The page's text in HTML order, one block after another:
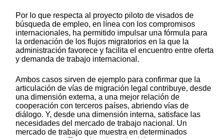
Por lo que respecta al proyecto piloto de visados de
búsqueda de empleo, en línea con los compromisos
internacionales, ha permitido impulsar una fórmula para
la ordenación de los flujos migratorios en la que la
administración favorece y facilita el encuentro entre oferta
y demanda de trabajo internacional.
Ambos casos sirven de ejemplo para confirmar que la
articulación de vías de migración legal contribuye, desde
una dimensión externa, a una mejor relación de
cooperación con terceros países, abriendo vías de
diálogo. Y, desde una dimensión interna, satisface las
necesidades del mercado de trabajo nacional. Un
mercado de trabajo que muestra en determinados